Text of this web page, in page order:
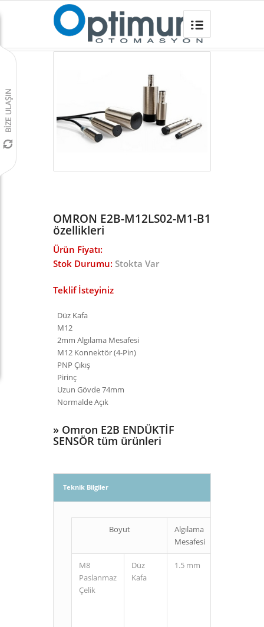
OMRON E2B-M12LS02-M1-B1
Omron Türkiye
E2B ENDÜKTİF SENSÖR /
OMRON E2B-M12LS02-M1-B1
özellikleri
Ürün Fiyatı:
Stok Durumu: Stokta Var
Teklif İsteyiniz
Düz Kafa
M12
2mm Algılama Mesafesi
M12 Konnektör (4-Pin)
PNP Çıkış
Pirinç
Uzun Gövde 74mm
Normalde Açık
» Omron E2B ENDÜKTİF
SENSÖR tüm ürünleri
Teknik Bilgiler
Boyut
Algılama
Mesafesi
M8
Paslanmaz
Çelik
Düz
Kafa
1.5 mm